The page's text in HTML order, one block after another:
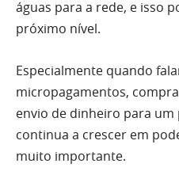
águas para a rede, e isso
próximo nível.
Especialmente quando
micropagamentos,
envio de dinheiro para um
continua a crescer em
muito importante.